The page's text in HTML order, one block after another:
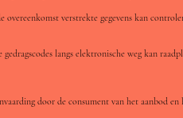
verstrekte gegevens kan
langs elektronische weg kan
door de consument van het aanbod en